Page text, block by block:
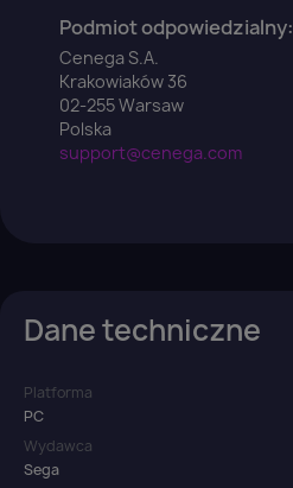
Podmiot odpowiedzialny:
Cenega S.A.
Krakowiaków 36
02-255 Warsaw
Polska
support@cenega.com
Dane techniczne
Platforma
PC
Wydawca
Sega